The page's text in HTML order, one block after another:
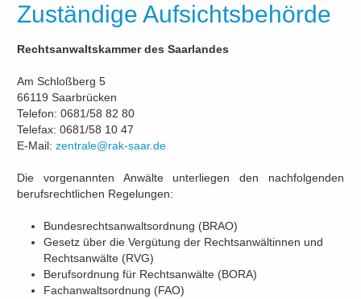
Zuständige Aufsichtsbehörde
Rechtsanwaltskammer des Saarlandes
Am Schloßberg 5
66119 Saarbrücken
Telefon: 0681/58 82 80
Telefax: 0681/58 10 47
E-Mail:zentrale@rak-saar.de
Die vorgenannten Anwälte unterliegen den nachfolgenden
berufsrechtlichen Regelungen:
Bundesrechtsanwaltsordnung (BRAO)
Gesetz über die Vergütung der Rechtsanwältinnen und
Rechtsanwälte (RVG)
Berufsordnung für Rechtsanwälte (BORA)
Fachanwaltsordnung (FAO)